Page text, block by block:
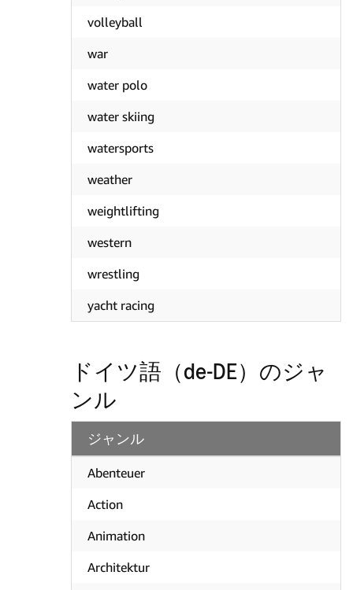
volleyball
war
water polo
water skiing
watersports
weather
weightlifting
western
wrestling
yacht racing
ドイツ語（de-DE）のジャ
ンル
ジャンル
Abenteuer
Action
Animation
Architektur